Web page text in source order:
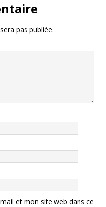
pas publiée.
et mon site web dans ce